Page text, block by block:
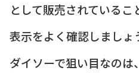
として販売されている
表示をよく確認しましょ
ダイソーで狙い目なのは、